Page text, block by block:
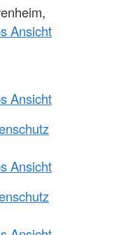
Ansicht
Ansicht
Ansicht